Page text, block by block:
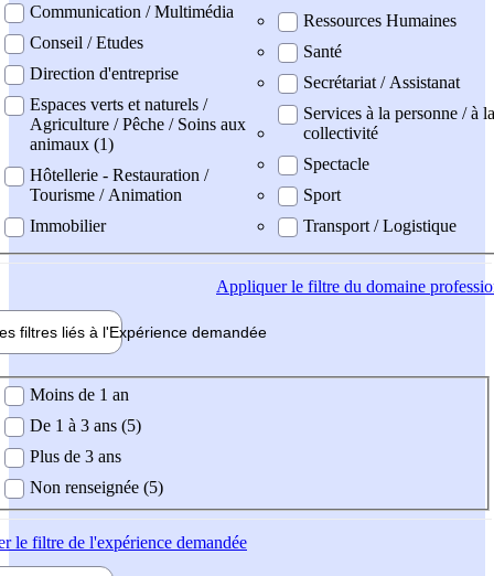
Communication / Multimédia
Conseil / Etudes
Direction d'entreprise
Espaces verts et naturels /
Agriculture / Pêche / Soins aux
animaux (1)
Hôtellerie - Restauration /
Tourisme / Animation
Immobilier
Ressources Humaines
Santé
Secrétariat / Assistanat
Services à la personne / à la
collectivité
Spectacle
Sport
Transport / Logistique
Appliquerle filtre du domaine
filtres liés à l'Expérience demandée
demandée
Moins de 1 an
De 1 à 3 ans (5)
Plus de 3 ans
Non renseignée (5)
le filtre de l'expérience demandée